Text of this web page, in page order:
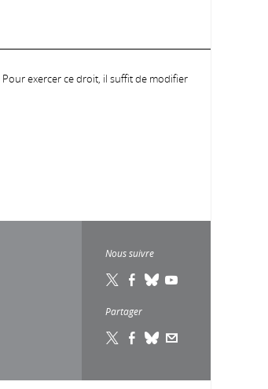
exercer ce droit, il suffit de modifier
Nous suivre
Partager